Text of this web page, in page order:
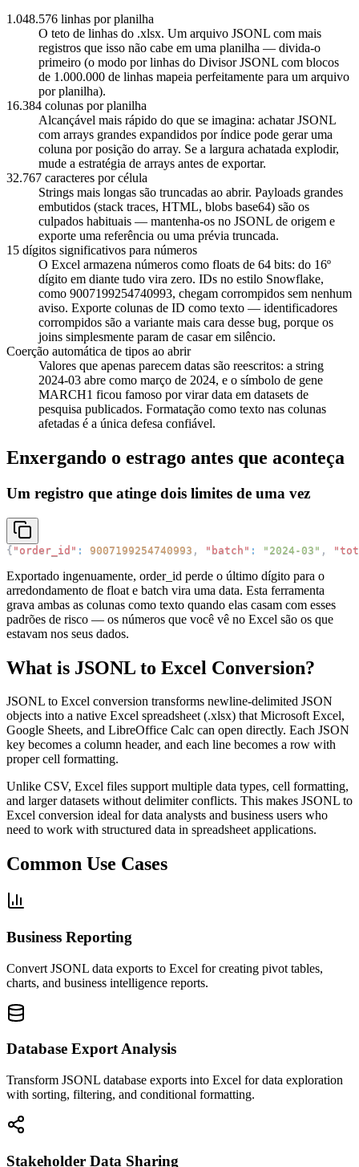
1.048.576 linhas por planilha
O teto de linhas do .xlsx. Um arquivo JSONL com mais
registros que isso não cabe em uma planilha — divida-o
primeiro (o modo por linhas do Divisor JSONL com blocos
de 1.000.000 de linhas mapeia perfeitamente para um arquivo
por planilha).
16.384 colunas por planilha
Alcançável mais rápido do que se imagina: achatar JSONL
com arrays grandes expandidos por índice pode gerar uma
coluna por posição do array. Se a largura achatada explodir,
mude a estratégia de arrays antes de exportar.
32.767 caracteres por célula
Strings mais longas são truncadas ao abrir. Payloads grandes
embutidos (stack traces, HTML, blobs base64) são os
culpados habituais — mantenha-os no JSONL de origem e
exporte uma referência ou uma prévia truncada.
15 dígitos significativos para números
O Excel armazena números como floats de 64 bits: do 16º
dígito em diante tudo vira zero. IDs no estilo Snowflake,
como 9007199254740993, chegam corrompidos sem nenhum
aviso. Exporte colunas de ID como texto — identificadores
corrompidos são a variante mais cara desse bug, porque os
joins simplesmente param de casar em silêncio.
Coerção automática de tipos ao abrir
Valores que apenas parecem datas são reescritos: a string
2024-03 abre como março de 2024, e o símbolo de gene
MARCH1 ficou famoso por virar data em datasets de
pesquisa publicados. Formatação como texto nas colunas
afetadas é a única defesa confiável.
Enxergando o estrago antes que aconteça
Um registro que atinge dois limites de uma vez
{ "order_id" : 9007199254740993 , "batch" : "2024-03" ,
Exportado ingenuamente, order_id perde o último dígito para o
arredondamento de float e batch vira uma data. Esta ferramenta
grava ambas as colunas como texto quando elas casam com esses
padrões de risco — os números que você vê no Excel são os que
estavam nos seus dados.
What is JSONL to Excel Conversion?
JSONL to Excel conversion transforms newline-delimited JSON
objects into a native Excel spreadsheet (.xlsx) that Microsoft Excel,
Google Sheets, and LibreOffice Calc can open directly. Each JSON
key becomes a column header, and each line becomes a row with
proper cell formatting.
Unlike CSV, Excel files support multiple data types, cell formatting,
and larger datasets without delimiter conflicts. This makes JSONL to
Excel conversion ideal for data analysts and business users who
need to work with structured data in spreadsheet applications.
Common Use Cases
Business Reporting
Convert JSONL data exports to Excel for creating pivot tables,
charts, and business intelligence reports.
Database Export Analysis
Transform JSONL database exports into Excel for data exploration
with sorting, filtering, and conditional formatting.
Stakeholder Data Sharing